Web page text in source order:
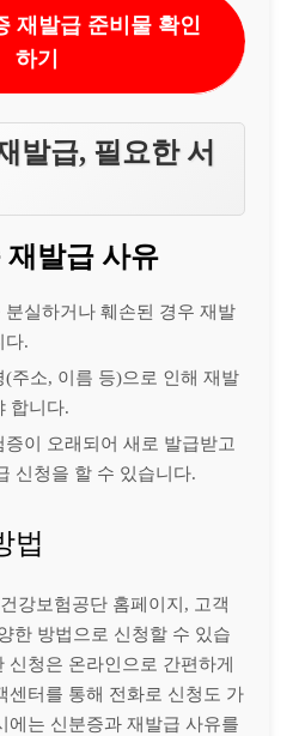
재발급 준비물 확인
하기
발급, 필요한 서
재발급 사유
분실하거나 훼손된 경우 재발
다.
(주소, 이름 등)으로 인해 재발
합니다.
증이 오래되어 새로 발급받고
신청을 할 수 있습니다.
법
강보험공단 홈페이지, 고객
한 방법으로 신청할 수 있습
신청은 온라인으로 간편하게
센터를 통해 전화로 신청도 가
에는 신분증과 재발급 사유를